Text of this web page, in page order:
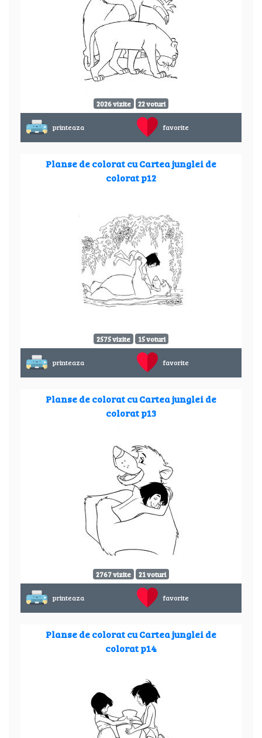
2026 vizite 22 voturi
printeaza favorite
Planse de colorat cu Cartea junglei de
colorat p12
2575 vizite 15 voturi
printeaza favorite
Planse de colorat cu Cartea junglei de
colorat p13
2767 vizite 21 voturi
printeaza favorite
Planse de colorat cu Cartea junglei de
colorat p14